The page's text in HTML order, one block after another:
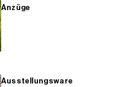
Anzüge
Ausstellungsware